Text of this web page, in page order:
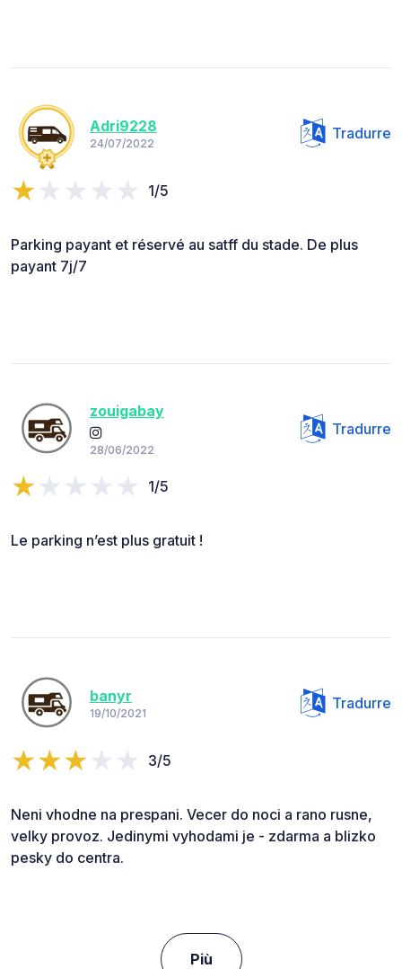
Adri9228
24/07/2022
Tradurre
1/5
Parking payant et réservé au satff du stade. De plus
payant 7j/7
zouigabay
28/06/2022
Tradurre
1/5
Le parking n’est plus gratuit !
banyr
19/10/2021
Tradurre
3/5
Neni vhodne na prespani. Vecer do noci a rano rusne,
velky provoz. Jedinymi vyhodami je - zdarma a blizko
pesky do centra.
Più